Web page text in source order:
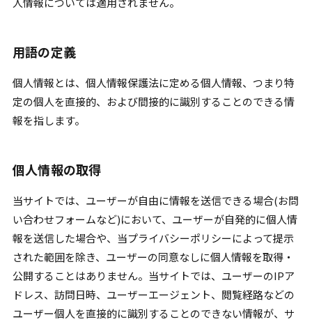
用語の定義
個人情報とは、個人情報保護法に定める個人情報、つまり特
定の個人を直接的、および間接的に識別することのできる情
報を指します。
個人情報の取得
当サイトでは、ユーザーが自由に情報を送信できる場合(お問
い合わせフォームなど)において、ユーザーが自発的に個人情
報を送信した場合や、当プライバシーポリシーによって提示
された範囲を除き、ユーザーの同意なしに個人情報を取得・
公開することはありません。当サイトでは、ユーザーのIPア
ドレス、訪問日時、ユーザーエージェント、閲覧経路などの
ユーザー個人を直接的に識別することのできない情報が、サ